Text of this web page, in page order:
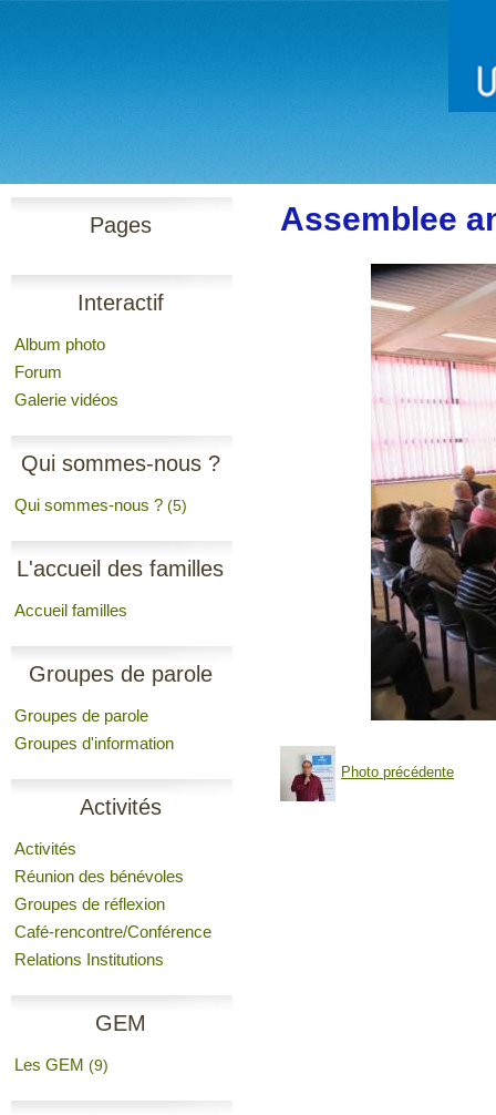
Pages
Interactif
Album photo
Forum
Galerie vidéos
Qui sommes-nous ?
Qui sommes-nous ? (5)
L'accueil des familles
Accueil familles
Groupes de parole
Groupes de parole
Groupes d'information
Activités
Activités
Réunion des bénévoles
Groupes de réflexion
Café-rencontre/Conférence
Relations Institutions
GEM
Les GEM (9)
Assemblee
Photo précédente